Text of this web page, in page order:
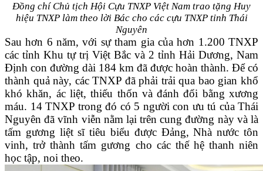
Đồng chí Chủ tịch Hội Cựu TNXP Việt Nam trao tặng Huy
hiệu TNXP làm theo lời Bác cho các cựu TNXP tỉnh Thái
Nguyên
Sau hơn 6 năm, với sự tham gia của hơn 1.200 TNXP
các tỉnh Khu tự trị Việt Bắc và 2 tỉnh Hải Dương, Nam
Định con đường dài 184 km đã được hoàn thành. Để có
thành quả này, các TNXP đã phải trải qua bao gian khổ
khó khăn, ác liệt, thiếu thốn và đánh đổi bằng xương
máu. 14 TNXP trong đó có 5 người con ưu tú của Thái
Nguyên đã vĩnh viễn nằm lại trên cung đường này và là
tấm gương liệt sĩ tiêu biểu được Đảng, Nhà nước tôn
vinh, trở thành tấm gương cho các thế hệ thanh niên
học tập, noi theo.